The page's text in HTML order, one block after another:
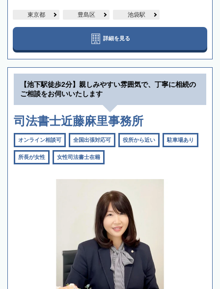
東京都 豊島区 池袋駅
詳細を見る
【池下駅徒歩2分】親しみやすい雰囲気で、丁寧に相続の
ご相談をお伺いいたします
司法書士近藤麻里事務所
オンライン相談可 全国出張対応可 役所から近い 駐車場あり
所長が女性 女性司法書士在籍